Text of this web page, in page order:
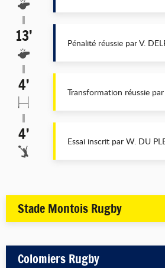
13’ Pénalité réussie par V.
4’ Transformation réussie
4’ Essai inscrit par W. DU
Stade Montois Rugby
Colomiers Rugby